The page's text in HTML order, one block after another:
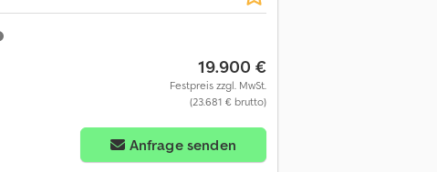
19.900 €
Festpreis zzgl. MwSt.
(23.681 € brutto)
Anfrage senden